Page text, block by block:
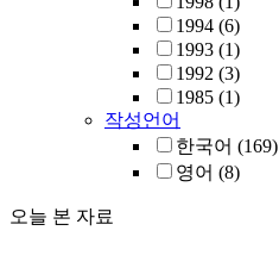
1994 (6)
1993 (1)
1992 (3)
1985 (1)
작성언어
한국어 (169)
영어 (8)
오늘 본 자료